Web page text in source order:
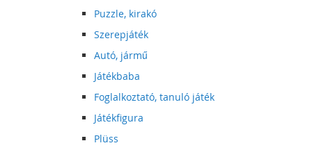
Puzzle, kirakó
Szerepjáték
Autó, jármű
Játékbaba
Foglalkoztató, tanuló játék
Játékfigura
Plüss